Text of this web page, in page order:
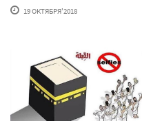
19 ОКТЯБРЯ'2018